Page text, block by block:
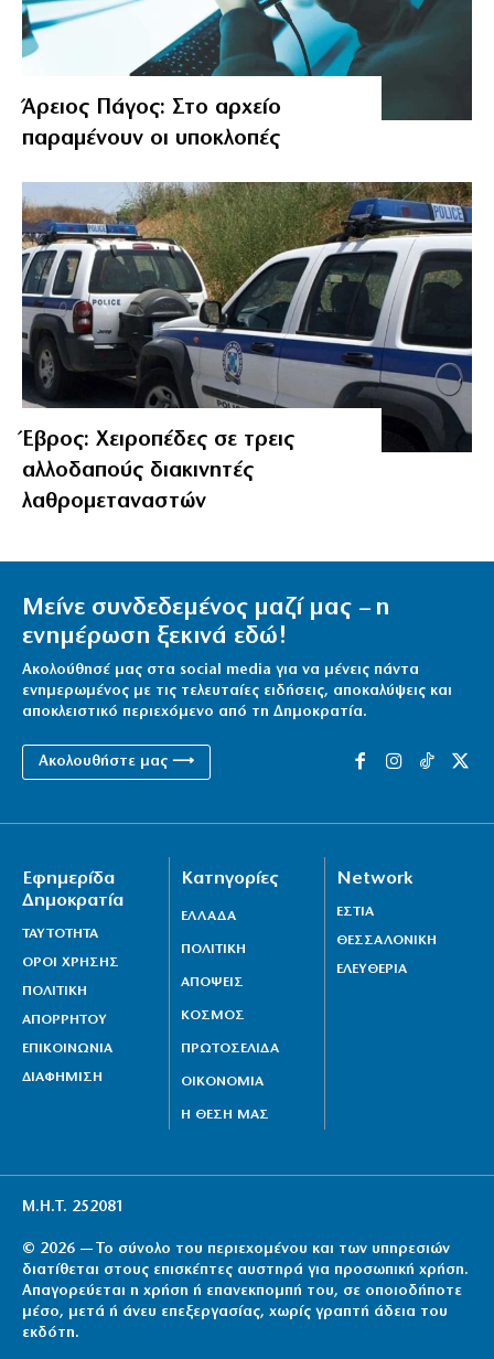
Άρειος Πάγος: Στο αρχείο
παραμένουν οι υποκλοπές
Έβρος: Χειροπέδες σε τρεις
αλλοδαπούς διακινητές
λαθρομεταναστών
Μείνε συνδεδεμένος μαζί μας – η
ενημέρωση ξεκινά εδώ!
Ακολούθησέ μας στα social media για να μένεις πάντα
ενημερωμένος με τις τελευταίες ειδήσεις, αποκαλύψεις και
αποκλειστικό περιεχόμενο από τη Δημοκρατία.
Ακολουθήστε μας ⟶
Εφημερίδα
Δημοκρατία
ΤΑΥΤΟΤΗΤΑ
ΟΡΟΙ ΧΡΗΣΗΣ
ΠΟΛΙΤΙΚΗ
ΑΠΟΡΡΗΤΟΥ
ΕΠΙΚΟΙΝΩΝΙΑ
ΔΙΑΦΗΜΙΣΗ
Κατηγορίες
ΕΛΛΑΔΑ
ΠΟΛΙΤΙΚΗ
ΑΠΟΨΕΙΣ
ΚΟΣΜΟΣ
ΠΡΩΤΟΣΕΛΙΔΑ
ΟΙΚΟΝΟΜΙΑ
Η ΘΕΣΗ ΜΑΣ
Network
ΕΣΤΙΑ
ΘΕΣΣΑΛΟΝΙΚΗ
ΕΛΕΥΘΕΡΙΑ
Μ.Η.Τ. 252081
© 2026 — Το σύνολο του περιεχομένου και των υπηρεσιών
διατίθεται στους επισκέπτες αυστηρά για προσωπική χρήση.
Απαγορεύεται η χρήση ή επανεκπομπή του, σε οποιοδήποτε
μέσο, μετά ή άνευ επεξεργασίας, χωρίς γραπτή άδεια του
εκδότη.